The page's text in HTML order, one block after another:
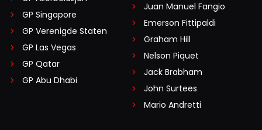
GP Singapore
GP Verenigde Staten
GP Las Vegas
GP Qatar
GP Abu Dhabi
Juan Manuel Fangio
Emerson Fittipaldi
Graham Hill
Nelson Piquet
Jack Brabham
John Surtees
Mario Andretti